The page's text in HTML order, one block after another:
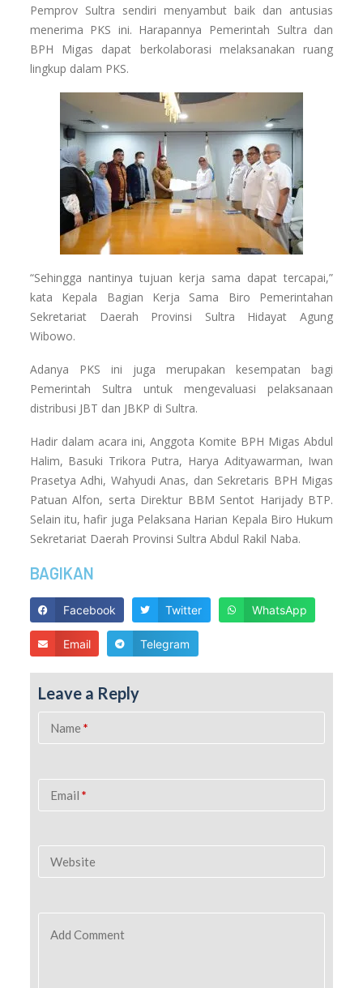
Pemprov Sultra sendiri menyambut baik dan antusias
menerima PKS ini. Harapannya Pemerintah Sultra dan
BPH Migas dapat berkolaborasi melaksanakan ruang
lingkup dalam PKS.
“Sehingga nantinya tujuan kerja sama dapat tercapai,”
kata Kepala Bagian Kerja Sama Biro Pemerintahan
Sekretariat Daerah Provinsi Sultra Hidayat Agung
Wibowo.
Adanya PKS ini juga merupakan kesempatan bagi
Pemerintah Sultra untuk mengevaluasi pelaksanaan
distribusi JBT dan JBKP di Sultra.
Hadir dalam acara ini, Anggota Komite BPH Migas Abdul
Halim, Basuki Trikora Putra, Harya Adityawarman, Iwan
Prasetya Adhi, Wahyudi Anas, dan Sekretaris BPH Migas
Patuan Alfon, serta Direktur BBM Sentot Harijady BTP.
Selain itu, hafir juga Pelaksana Harian Kepala Biro Hukum
Sekretariat Daerah Provinsi Sultra Abdul Rakil Naba.
BAGIKAN
Facebook Twitter WhatsApp
Email Telegram
Leave a Reply
Name *
Email *
Website
Add Comment